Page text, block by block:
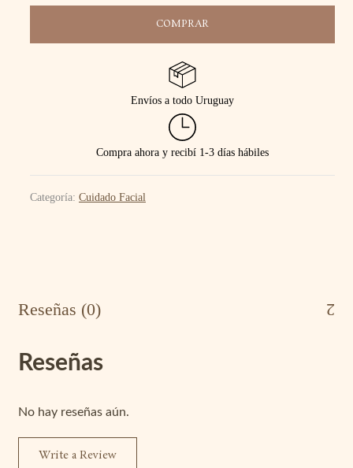
COMPRAR
Envíos a todo Uruguay
Compra ahora y recibí 1-3 días hábiles
Categoría: Cuidado Facial
Reseñas (0)
Reseñas
No hay reseñas aún.
Write a Review
Guarda mi nombre, correo electrónico y
web en este navegador para la próxima vez
que comente.